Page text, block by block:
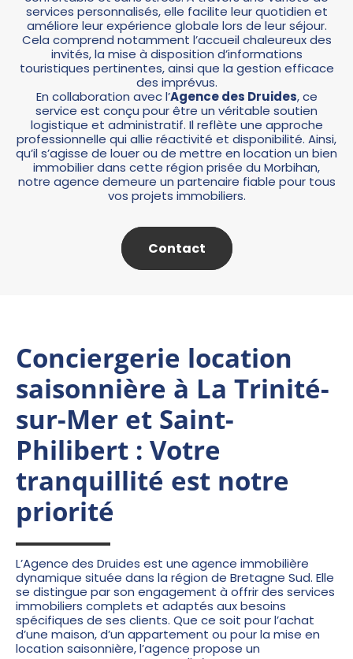
services personnalisés, elle facilite leur quotidien et
améliore leur expérience globale lors de leur séjour.
Cela comprend notamment l’accueil chaleureux des
invités, la mise à disposition d’informations
touristiques pertinentes, ainsi que la gestion efficace
des imprévus.
En collaboration avec l’Agence des Druides, ce
service est conçu pour être un véritable soutien
logistique et administratif. Il reflète une approche
professionnelle qui allie réactivité et disponibilité. Ainsi,
qu’il s’agisse de louer ou de mettre en location un bien
immobilier dans cette région prisée du Morbihan,
notre agence demeure un partenaire fiable pour tous
vos projets immobiliers.
Contact
Conciergerie location
saisonnière à La Trinité-
sur-Mer et Saint-
Philibert : Votre
tranquillité est notre
priorité
L’Agence des Druides est une agence immobilière
dynamique située dans la région de Bretagne Sud. Elle
se distingue par son engagement à offrir des services
immobiliers complets et adaptés aux besoins
spécifiques de ses clients. Que ce soit pour l’achat
d’une maison, d’un appartement ou pour la mise en
location saisonnière, l’agence propose un